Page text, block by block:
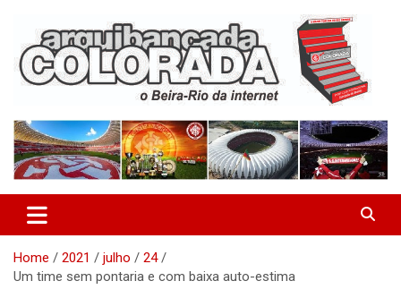
content
Arquibancada Colorada
Home 2021 julho
24
Um time sem pontaria e com baixa auto-estima